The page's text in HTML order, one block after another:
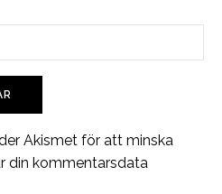
Akismet för att minska
din kommentarsdata